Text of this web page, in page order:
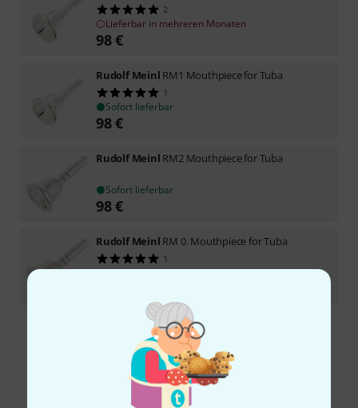
2
Lieferbar in mehreren Monaten
98€
Rudolf Meinl RM1 Mouthpiece for Tuba
1
Sofort lieferbar
98€
Rudolf Meinl RM2 Mouthpiece for Tuba
Sofort lieferbar
98€
Rudolf Meinl RM 0. Mouthpiece for Tuba
1
Sofort lieferbar
Kostenloser Versand ab 29 €
Alle Preise inkl. MwSt.